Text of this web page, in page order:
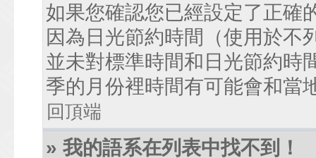
如果您確認您已經設定了正確
因為日光節約時間（使用於不
並未對標準時間和日光節約時
季的月份裡時間有可能會和當
回頂端
» 我的語系在列表中找不到！